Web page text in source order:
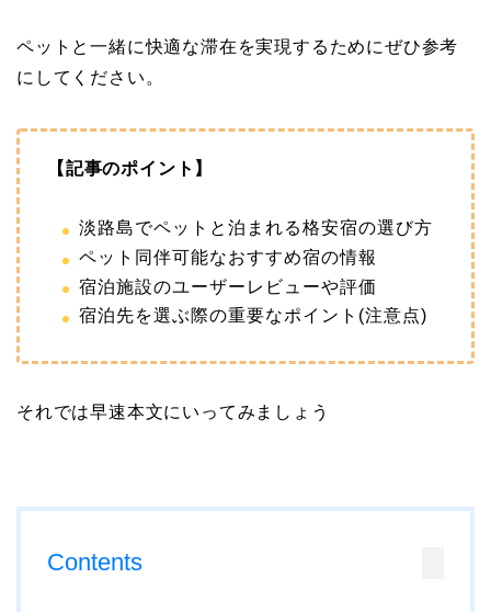
ペットと一緒に快適な滞在を実現するためにぜひ参考
にしてください。
【記事のポイント】
淡路島でペットと泊まれる格安宿の選び方
ペット同伴可能なおすすめ宿の情報
宿泊施設のユーザーレビューや評価
宿泊先を選ぶ際の重要なポイント(注意点)
それでは早速本文にいってみましょう
Contents